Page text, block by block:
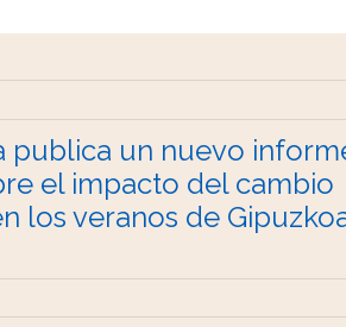
publica un nuevo
el impacto del cambio
los veranos de